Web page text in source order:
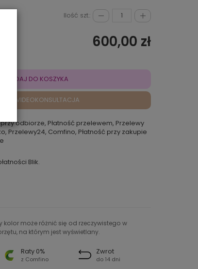
Ilość szt.:
600,00 zł
DODAJ DO KOSZYKA
VIDEOKONSULTACJA
przy odbiorze, Płatność przelewem, Przelewy
Przelewy24, Comfino, Płatność przy zakupie
Blik.
kolor może różnić się od rzeczywistego w
na którym jest wyświetlany.
Raty 0%
z Comfino
Zwrot
do 14 dni